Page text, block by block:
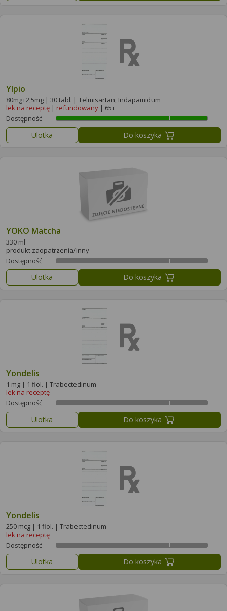
Ylpio
80mg+2,5mg | 30 tabl. | Telmisartan, Indapamidum
lek na receptę | refundowany | 65+
Dostępność
Ulotka Do koszyka
YOKO Matcha
330 ml
produkt zaopatrzenia/inny
Dostępność
Ulotka Do koszyka
Yondelis
1 mg | 1 fiol. | Trabectedinum
lek na receptę
Dostępność
Ulotka Do koszyka
Yondelis
250 mcg | 1 fiol. | Trabectedinum
lek na receptę
Dostępność
Ulotka Do koszyka